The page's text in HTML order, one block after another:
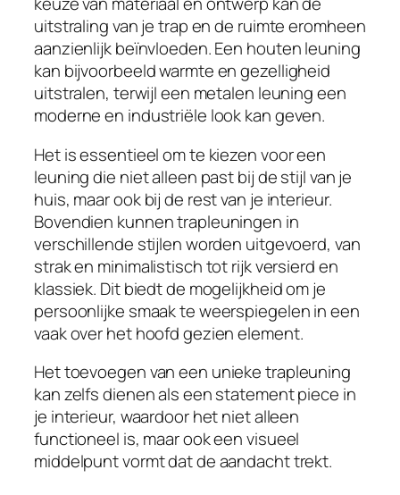
uitstraling van je trap en de ruimte eromheen
aanzienlijk beïnvloeden. Een houten leuning
kan bijvoorbeeld warmte en gezelligheid
uitstralen, terwijl een metalen leuning een
moderne en industriële look kan geven.
Het is essentieel om te kiezen voor een
leuning die niet alleen past bij de stijl van je
huis, maar ook bij de rest van je interieur.
Bovendien kunnen trapleuningen in
verschillende stijlen worden uitgevoerd, van
strak en minimalistisch tot rijk versierd en
klassiek. Dit biedt de mogelijkheid om je
persoonlijke smaak te weerspiegelen in een
vaak over het hoofd gezien element.
Het toevoegen van een unieke trapleuning
kan zelfs dienen als een statement piece in
je interieur, waardoor het niet alleen
functioneel is, maar ook een visueel
middelpunt vormt dat de aandacht trekt.